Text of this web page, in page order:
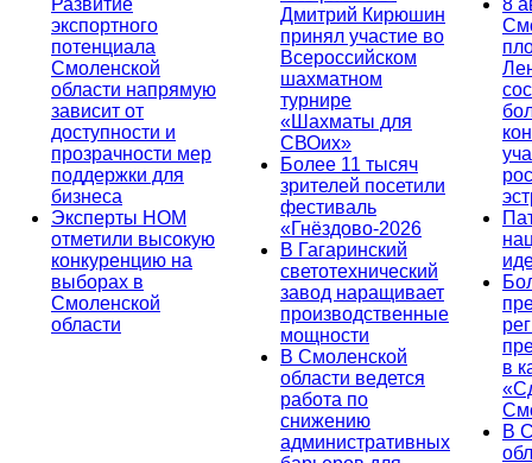
Развитие
экспортного
потенциала
Смоленской
области напрямую
зависит от
доступности и
прозрачности мер
поддержки для
бизнеса
Эксперты НОМ
отметили высокую
конкуренцию на
выборах в
Смоленской
области
Дмитрий Кирюшин
принял участие во
Всероссийском
шахматном
турнире
«Шахматы для
СВОих»
Более 11 тысяч
зрителей посетили
фестиваль
«Гнёздово-2026
В Гагаринский
светотехнический
завод наращивает
производственные
мощности
В Смоленской
области ведется
работа по
снижению
административных
8
в
В